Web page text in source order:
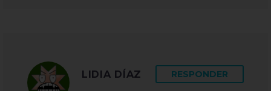
LIDIA DÍAZ RESPONDER